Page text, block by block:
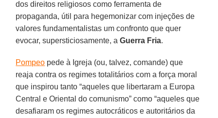
dos direitos religiosos como ferramenta de
propaganda, útil para hegemonizar com injeções de
valores fundamentalistas um confronto que quer
evocar, supersticiosamente, aGuerra Fria.
Pompeo pede à Igreja (ou, talvez, comande) que
reaja contra os regimes totalitários com a força moral
que inspirou tanto “aqueles que libertaram a Europa
Central e Oriental do comunismo” como “aqueles que
desafiaram os regimes autocráticos e autoritários da